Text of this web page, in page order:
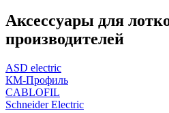
Аксессуары для
производителей
ASD electric
КМ-Профиль
CABLOFIL
Schneider Electric